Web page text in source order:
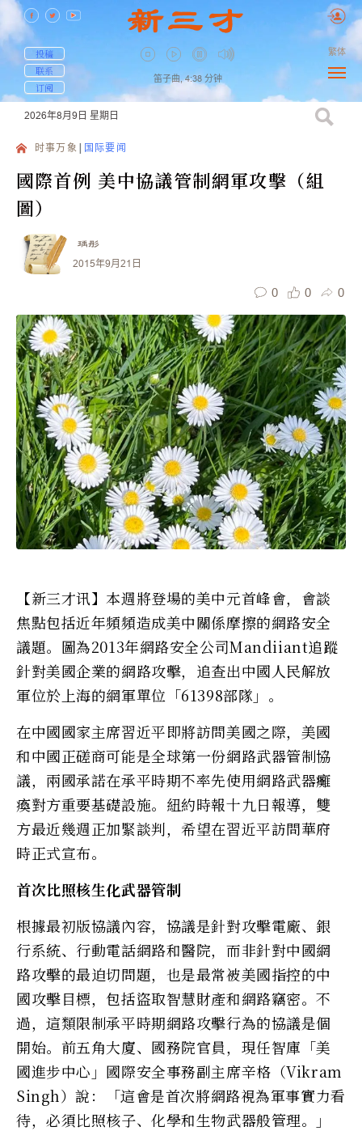
投稿
联系
订阅
笛子曲, 4:38 分钟
繁体
2026年8月9日 星期日
时事万象 国际要闻
國際首例 美中協議管制網軍攻擊（組
圖）
瑀彤
2015年9月21日
0 0 0
【新三才讯】本週將登場的美中元首峰會，會談
焦點包括近年頻頻造成美中關係摩擦的網路安全
議題。圖為2013年網路安全公司Mandiiant追蹤
針對美國企業的網路攻擊，追查出中國人民解放
軍位於上海的網軍單位「61398部隊」。
在中國國家主席習近平即將訪問美國之際，美國
和中國正磋商可能是全球第一份網路武器管制協
議，兩國承諾在承平時期不率先使用網路武器癱
瘓對方重要基礎設施。紐約時報十九日報導，雙
方最近幾週正加緊談判，希望在習近平訪問華府
時正式宣布。
首次比照核生化武器管制
根據最初版協議內容，協議是針對攻擊電廠、銀
行系統、行動電話網路和醫院，而非針對中國網
路攻擊的最迫切問題，也是最常被美國指控的中
國攻擊目標，包括盜取智慧財產和網路竊密。不
過，這類限制承平時期網路攻擊行為的協議是個
開始。前五角大廈、國務院官員，現任智庫「美
國進步中心」國際安全事務副主席辛格（Vikram
Singh）說：「這會是首次將網路視為軍事實力看
待，必須比照核子、化學和生物武器般管理。」